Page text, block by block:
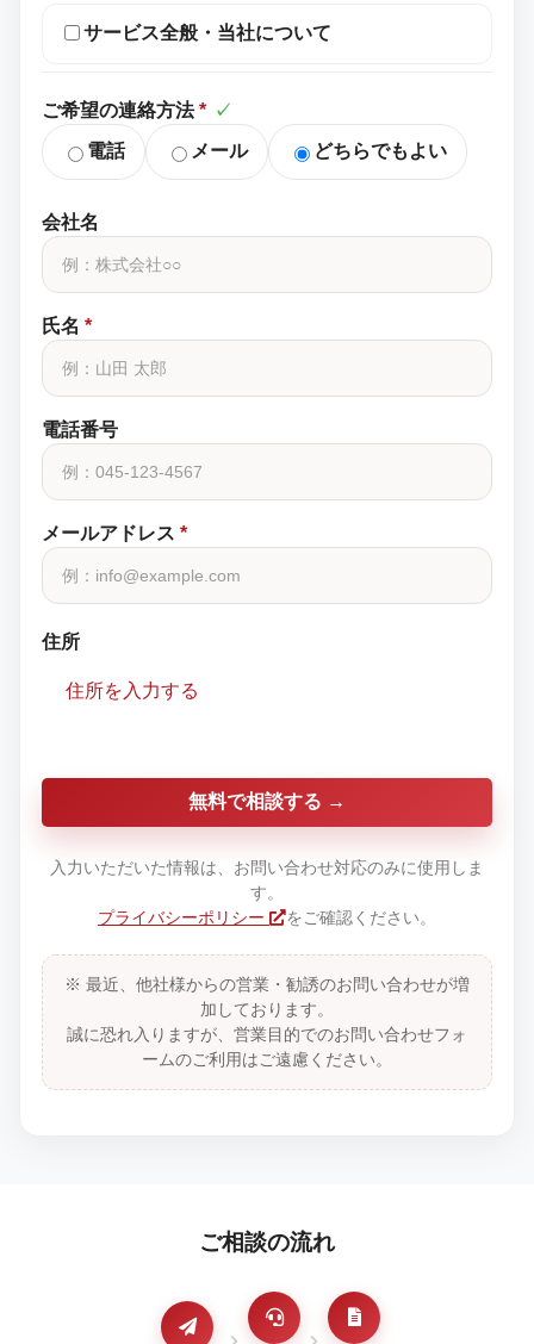
サービス全般・当社について
ご希望の連絡方法 * ✓
電話 メール どちらでもよい
会社名
氏名 *
電話番号
メールアドレス *
住所
住所を入力する
無料で相談する
入力いただいた情報は、お問い合わせ対応のみに使用しま
す。
プライバシーポリシー
をご確認ください。
※ 最近、他社様からの営業・勧誘のお問い合わせが増
加しております。
誠に恐れ入りますが、営業目的でのお問い合わせフォ
ームのご利用はご遠慮ください。
ご相談の流れ